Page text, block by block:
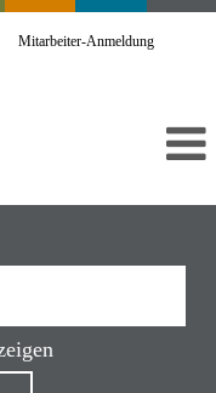
Mitarbeiter-Anmeldung